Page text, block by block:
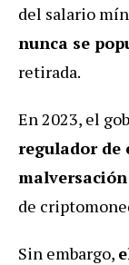
del salario
nunca se
retirada.
En 2023, el
regulador de
de
Sin embargo,